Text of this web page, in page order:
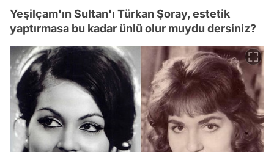
Yeşilçam'ın Sultan'ı Türkan Şoray, estetik
yaptırmasa bu kadar ünlü olur muydu dersiniz?